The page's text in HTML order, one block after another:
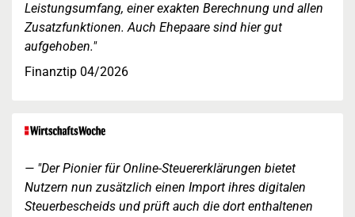
Leistungsumfang, einer exakten Berechnung und allen
Zusatzfunktionen. Auch Ehepaare sind hier gut
aufgehoben."
Finanztip 04/2026
"Der Pionier für Online-Steuererklärungen bietet
Nutzern nun zusätzlich einen Import ihres digitalen
Steuerbescheids und prüft auch die dort enthaltenen